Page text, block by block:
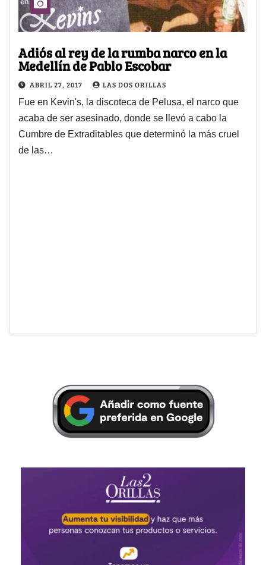
Adiós al rey de la rumba narco en la
Medellín de Pablo Escobar
ABRIL 27, 2017 LAS DOS ORILLAS
Fue en Kevin's, la discoteca de Pelusa, el narco que
acaba de ser asesinado, donde se llevó a cabo la
Cumbre de Extraditables que determinó la más cruel
de las…